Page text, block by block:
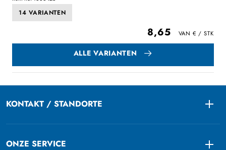
14 VARIANTEN
8,65
ALLE VARIANTEN
KONTAKT / STANDORTE
ONZE SERVICE